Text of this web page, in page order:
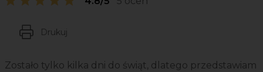
Drukuj
Zostało tylko kilka dni do świąt, dlatego przedstawiam